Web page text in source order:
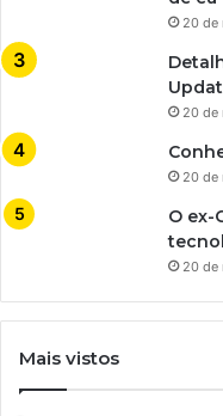
20 de
20 de
20 de
O ex-
20 de
Mais vistos